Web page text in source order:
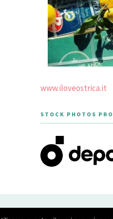
www.iloveostrica.it
STOCK PHOTOS